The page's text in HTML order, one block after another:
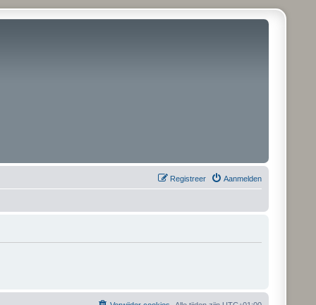
Aanmelden
Registreer